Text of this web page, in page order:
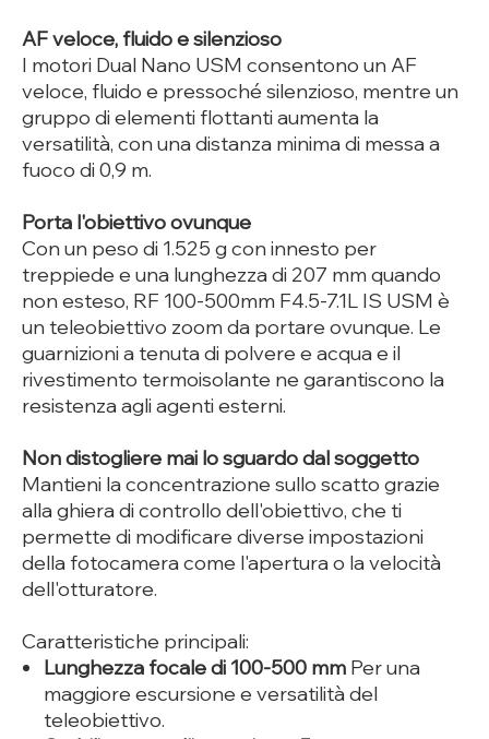
AF veloce, fluido e silenzioso
I motori Dual Nano USM consentono un AF
veloce, fluido e pressoché silenzioso, mentre un
gruppo di elementi flottanti aumenta la
versatilità, con una distanza minima di messa a
fuoco di 0,9 m.
Porta l'obiettivo ovunque
Con un peso di 1.525 g con innesto per
treppiede e una lunghezza di 207 mm quando
non esteso, RF 100-500mm F4.5-7.1L IS USM è
un teleobiettivo zoom da portare ovunque. Le
guarnizioni a tenuta di polvere e acqua e il
rivestimento termoisolante ne garantiscono la
resistenza agli agenti esterni.
Non distogliere mai lo sguardo dal soggetto
Mantieni la concentrazione sullo scatto grazie
alla ghiera di controllo dell'obiettivo, che ti
permette di modificare diverse impostazioni
della fotocamera come l'apertura o la velocità
dell'otturatore.
Caratteristiche principali:
Lunghezza focale di 100-500 mm Per una
maggiore escursione e versatilità del
teleobiettivo.